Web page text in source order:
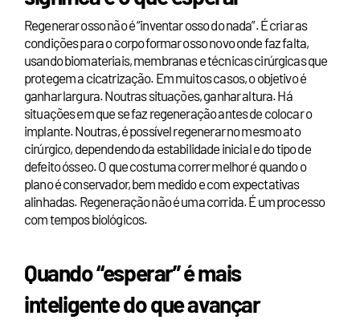
Regenerar osso não é “inventar osso do nada”. É criar as
condições para o corpo formar osso novo onde faz falta,
usando biomateriais, membranas e técnicas cirúrgicas que
protegem a cicatrização. Em muitos casos, o objetivo é
ganhar largura. Noutras situações, ganhar altura. Há
situações em que se faz regeneração antes de colocar o
implante. Noutras, é possível regenerar no mesmo ato
cirúrgico, dependendo da estabilidade inicial e do tipo de
defeito ósseo. O que costuma correr melhor é quando o
plano é conservador, bem medido e com expectativas
alinhadas. Regeneração não é uma corrida. É um processo
com tempos biológicos.
Quando “esperar” é mais
inteligente do que avançar